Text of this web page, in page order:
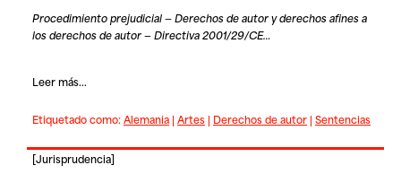
Procedimiento prejudicial — Derechos de autor y derechos afines a
los derechos de autor — Directiva 2001/29/CE…
Leer más...
Etiquetado como:Alemania| Artes| Derechos de autor| Sentencias
[Jurisprudencia]